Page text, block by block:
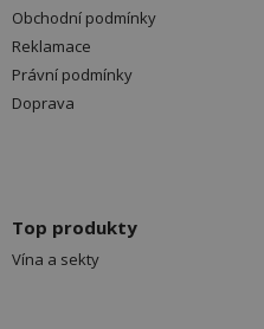
Obchodní podmínky
Reklamace
Právní podmínky
Doprava
Top produkty
Vína a sekty